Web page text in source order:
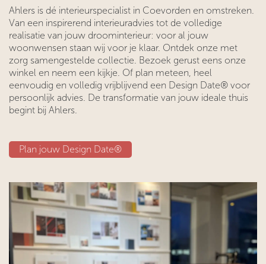
Ahlers is dé interieurspecialist in Coevorden en omstreken.
Van een inspirerend interieuradvies tot de volledige
realisatie van jouw droominterieur: voor al jouw
woonwensen staan wij voor je klaar. Ontdek onze met
zorg samengestelde collectie. Bezoek gerust eens onze
winkel en neem een kijkje. Of plan meteen, heel
eenvoudig en volledig vrijblijvend een Design Date® voor
persoonlijk advies. De transformatie van jouw ideale thuis
begint bij Ahlers.
Plan jouw D​​esign Date®